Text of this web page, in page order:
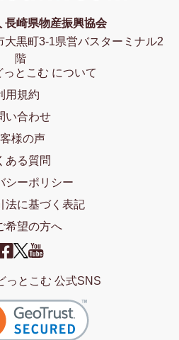
長崎県物産振興協会
大黒町3-1県営バスターミナル2
階
とこむ について
用規約
い合わせ
様の声
ある質問
シーポリシー
法に基づく表記
希望の方へ
っとこむ 公式SNS